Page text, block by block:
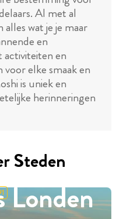
Al met al
wat je je maar
en
activiteiten en
voor elke smaak en
is uniek en
herinneringen
Steden
Londen